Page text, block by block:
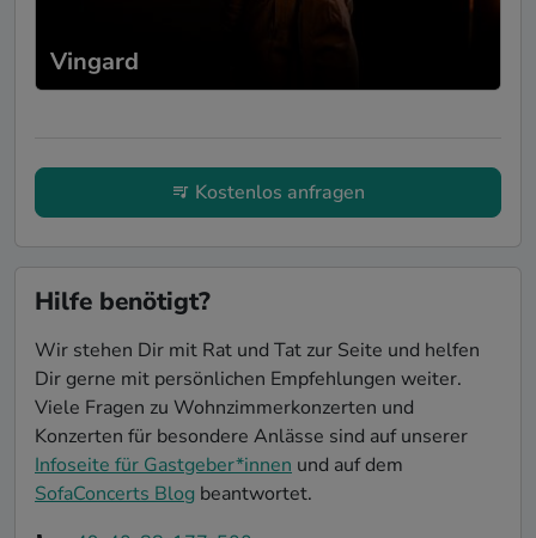
Vingard
Kostenlos anfragen
Hilfe benötigt?
Wir stehen Dir mit Rat und Tat zur Seite und helfen
Dir gerne mit persönlichen Empfehlungen weiter.
Viele Fragen zu Wohnzimmerkonzerten und
Konzerten für besondere Anlässe sind auf unserer
Infoseite für Gastgeber*innen und auf dem
SofaConcerts Blog beantwortet.